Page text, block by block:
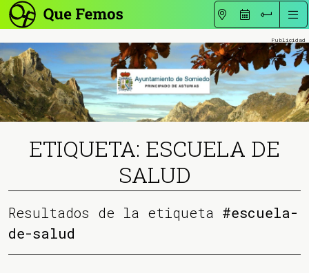
ETIQUETA: ESCUELA DE
SALUD
Resultados de la etiqueta #escuela-
de-salud